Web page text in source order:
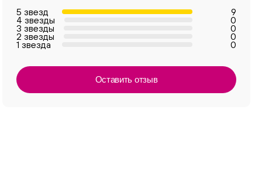
5 звезд 9
4 звезды 0
3 звезды 0
2 звезды 0
1 звезда 0
Оставить отзыв